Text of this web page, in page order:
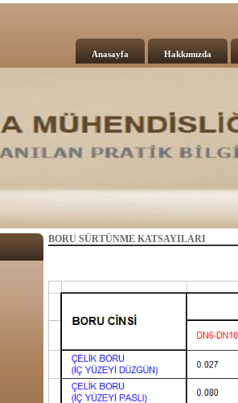
Anasayfa Hakkımızda
BORU SÜRTÜNME KATSAYILARI